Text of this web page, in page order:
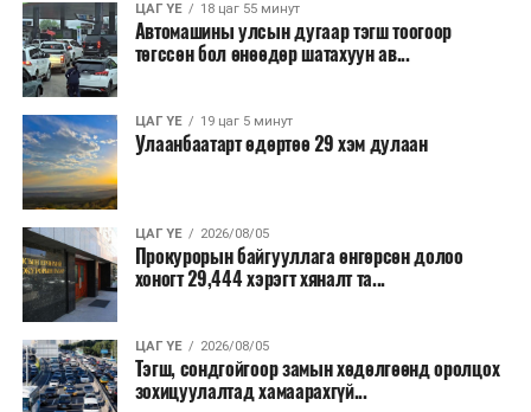
ЦАГ ҮЕ 18 цаг 55 минут
Автомашины улсын дугаар тэгш тоогоор
төгссөн бол өнөөдөр шатахуун ав...
ЦАГ ҮЕ 19 цаг 5 минут
Улаанбаатарт өдөртөө 29 хэм дулаан
ЦАГ ҮЕ 2026/08/05
Прокурорын байгууллага өнгөрсөн долоо
хоногт 29,444 хэрэгт хяналт та...
ЦАГ ҮЕ 2026/08/05
Тэгш, сондгойгоор замын хөдөлгөөнд оролцох
зохицуулалтад хамаарахгүй...